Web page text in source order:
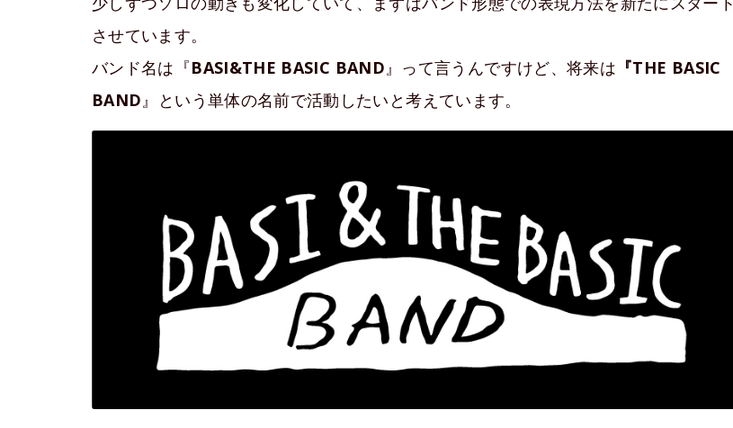
させています。
バンド名は『BASI&THE BASIC BAND』って言うんですけど、将来は 『THE BASIC
BAND』という単体の名前で活動したいと考えています。